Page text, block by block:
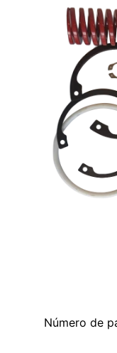
Número de